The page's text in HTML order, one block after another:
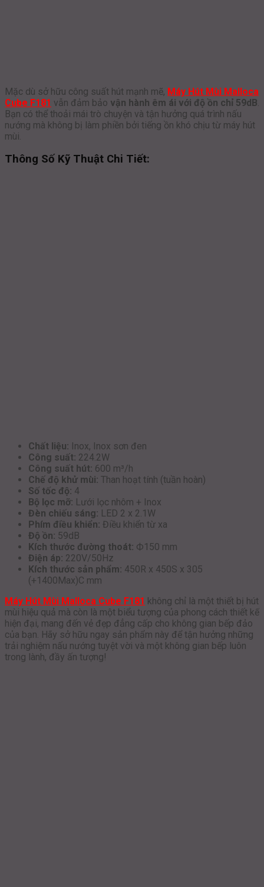
Mặc dù sở hữu công suất hút mạnh mẽ, Máy Hút Mùi Malloca
Cube F181 vẫn đảm bảo vận hành êm ái với độ ồn chỉ 59dB
Bạn có thể thoải mái trò chuyện và tận hưởng quá trình nấu
nướng mà không bị làm phiền bởi tiếng ồn khó chịu từ máy hút
mùi.
Thông Số Kỹ Thuật Chi Tiết:
Chất liệu: Inox, Inox sơn đen
Công suất: 224.2W
Công suất hút: 600 m³/h
Chế độ khử mùi: Than hoạt tính (tuần hoàn)
Số tốc độ: 4
Bộ lọc mỡ: Lưới lọc nhôm + Inox
Đèn chiếu sáng: LED 2 x 2.1W
Phím điều khiển: Điều khiển từ xa
Độ ồn: 59dB
Kích thước đường thoát: Ф150 mm
Điện áp: 220V/50Hz
Kích thước sản phẩm: 450R x 450S x 305
(+1400Max)C mm
Máy Hút Mùi Malloca Cube F181 không chỉ là một thiết bị hút
mùi hiệu quả mà còn là một biểu tượng của phong cách thiết kế
hiện đại, mang đến vẻ đẹp đẳng cấp cho không gian bếp đảo
của bạn. Hãy sở hữu ngay sản phẩm này để tận hưởng những
trải nghiệm nấu nướng tuyệt vời và một không gian bếp luôn
trong lành, đầy ấn tượng!